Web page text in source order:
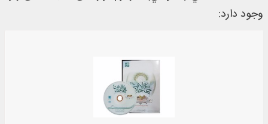
وجود دارد: